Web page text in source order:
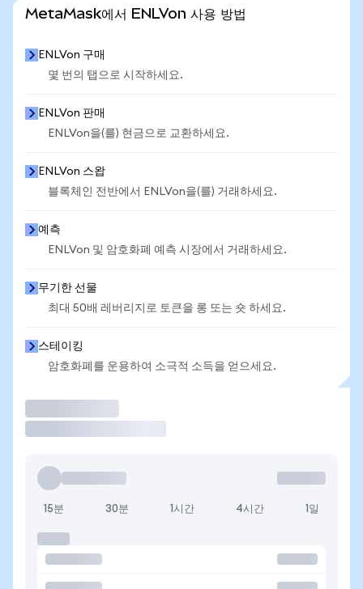
MetaMask에서 ENLVon 사용 방법
ENLVon 구매
몇 번의 탭으로 시작하세요.
ENLVon 판매
ENLVon을(를) 현금으로 교환하세요.
ENLVon 스왑
블록체인 전반에서 ENLVon을(를) 거래하세요.
예측
ENLVon 및 암호화폐 예측 시장에서 거래하세요.
무기한 선물
최대 50배 레버리지로 토큰을 롱 또는 숏 하세요.
스테이킹
암호화폐를 운용하여 소극적 소득을 얻으세요.
15분 30분 1시간 4시간 1일